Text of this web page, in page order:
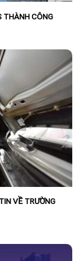
THÀNH CÔNG
VỀ TRƯỜNG